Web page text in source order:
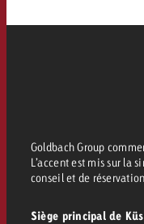
Goldbach Group
L’accent est mis sur la
conseil et de
Siège principal de